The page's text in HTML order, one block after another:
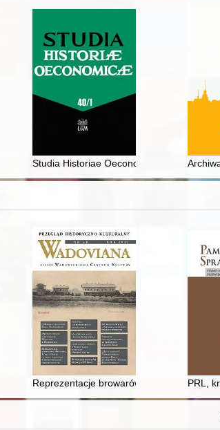
cmentarzach : rekonesans
Studia Historiae Oeconomicae. Vol. 40,
: życie i twórczość Leo Lipskiego
Reprezentacje browarów w Okocimiu,PRL,